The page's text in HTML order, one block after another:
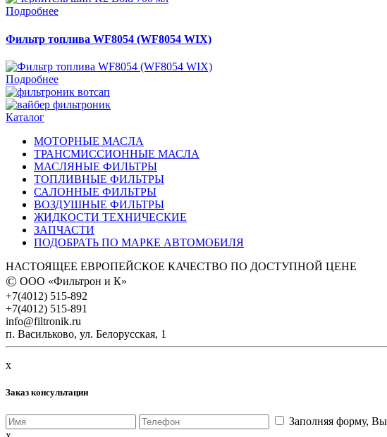
Подробнее
Фильтр топлива WF8054 (WF8054 WIX)
Подробнее
Каталог
МОТОРНЫЕ МАСЛА
ТРАНСМИССИОННЫЕ МАСЛА
МАСЛЯНЫЕ ФИЛЬТРЫ
ТОПЛИВНЫЕ ФИЛЬТРЫ
САЛОННЫЕ ФИЛЬТРЫ
ВОЗДУШНЫЕ ФИЛЬТРЫ
ЖИДКОСТИ ТЕХНИЧЕСКИЕ
ЗАПЧАСТИ
ПОДOБРАТЬ ПО МАРКЕ АВТОМОБИЛЯ
НАСТОЯЩЕЕ ЕВРОПЕЙСКОЕ КАЧЕСТВО ПО ДОСТУПНОЙ ЦЕНЕ
© ООО «Фильтрон и К»
+7(4012) 515-892
+7(4012) 515-891
info@filtronik.ru
п. Васильково, ул. Белорусская, 1
x
Заказ консультации
Заполняя форму, Вы